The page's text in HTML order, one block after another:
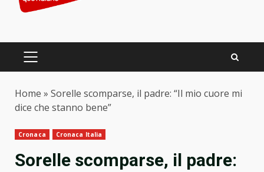
PRIMARY
Home » Sorelle scomparse, il padre: “Il mio cuore mi
dice che stanno bene”
Cronaca Cronaca Italia
Sorelle scomparse, il padre: